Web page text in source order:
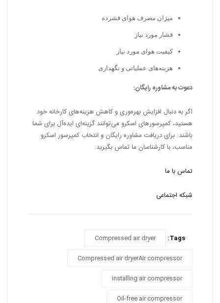
میزان مصرف هوای فشرده
فشار مورد نیاز
کیفیت هوای مورد نیاز
هزینه‌های عملیاتی و نگهداری
دعوت به مشاوره رایگان:
اگر به دنبال افزایش بهره‌وری و کاهش هزینه‌های کارخانه خود
هستید، کمپرسورهای اسکرو می‌توانند گزینه‌ای ایده‌آل برای شما
باشند. برای دریافت مشاوره رایگان و انتخاب کمپرسور اسکرو
مناسب، با کارشناسان ما تماس بگیرید.
تماس با ما
شبکه اجتماعی
Tags:
Compressed air dryer
Compressed air dryerAir compressor
installing air compressor
Oil-free air compressor